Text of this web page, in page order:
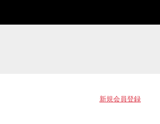
新規会員登録